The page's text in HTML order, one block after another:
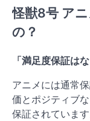
怪獣8号 ア
の？
「満足度保証は
アニメには通常
価とポジティブ
保証されています